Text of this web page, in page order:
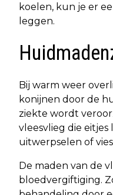
koelen, kun je er
leggen.
Bij warm weer
konijnen door de
ziekte wordt
vleesvlieg die
uitwerpselen of
De maden van de
bloedvergiftiging.